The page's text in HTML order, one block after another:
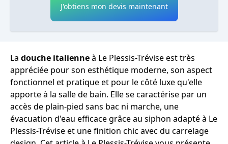
J'obtiens mon devis maintenant
La douche italienneà Le Plessis-Trévise est très
appréciée pour son esthétique moderne, son aspect
fonctionnel et pratique et pour le côté luxe qu'elle
apporte à la salle de bain. Elle se caractérise par un
accès de plain-pied sans bac ni marche, une
évacuation d'eau efficace grâce au siphon adapté à Le
Plessis-Trévise et une finition chic avec du carrelage